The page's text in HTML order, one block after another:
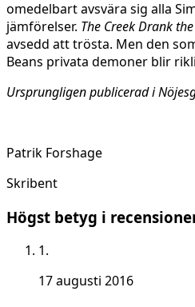
omedelbart avsvära sig alla
jämförelser. The Creek Drank
avsedd att trösta. Men den
Beans privata demoner blir
Ursprungligen publicerad i
Patrik Forshage
Skribent
Högst betyg i
1.
17 augusti 2016